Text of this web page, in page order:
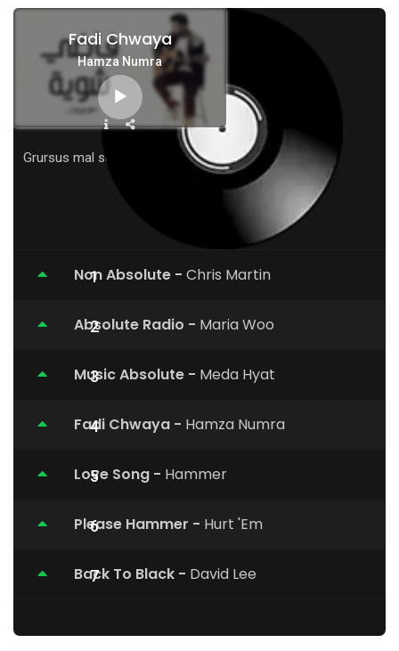
Fadi Chwaya
Hamza Numra
Lecteur
audio
Grursus mal suada Lorem ipsum.
Non Absolute - Chris Martin
Absolute Radio - Maria Woo
Music Absolute - Meda Hyat
Fadi Chwaya - Hamza Numra
Love Song - Hammer
Please Hammer - Hurt 'Em
Back To Black - David Lee